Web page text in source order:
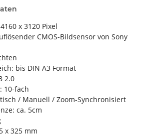
x 3120 Pixel
CMOS-Bildsensor von Sony
bis DIN A3 Format
2.0
10-fach
/ Manuell / Zoom-Synchronisiert
ca. 5cm
x 325 mm